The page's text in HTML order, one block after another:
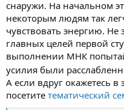
снаружи. На начальном
некоторым людям так
чувствовать энергию. Не
главных целей первой
выполнении МНК
усилия были
А если вдруг окажетесь в
посетите тематический